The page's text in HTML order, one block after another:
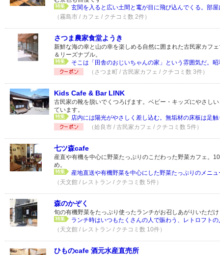
玄関を入ると広い土間と竃が目に飛び込んでくる。部
（霧島市 / カフェ / クチコミ数 2件）
さつま農家食堂ようき
新鮮な海の幸と山の幸を楽しめる自然に囲まれた古民家カフ
＆リーズナブル。
そこは「田舎のおじいちゃんの家」という雰囲気だ。
（さつま町 / 古民家カフェ / クチコミ数 3件）
Kids Cafe & Bar LINK
古民家の靴を脱いでくつろげます。ベビー・キッズにやさし
ています。
店内には陽光がやさしく差し込む。無垢材の床板は足
（姶良市 / 古民家カフェ / クチコミ数 5件）
七ツ森cafe
産直や有機を中心に野菜たっぷりのこだわった野菜カフェ。
め。
産地直送や有機野菜を中心にした野菜たっぷりのメニ
（天文館 / レストラン / クチコミ数 5件）
森のかぞく
旬の有機野菜をたっぷり使ったランチがお召しあがりいただ
ランチ時はいつもたくさんの人で賑わう、レトロフト
（天文館 / レストラン / クチコミ数 10件）
ひものcafe 酒元水産直売所